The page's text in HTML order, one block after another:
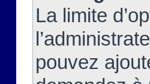
La limite
pouvez